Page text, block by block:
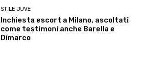
STILE JUVE
Inchiesta escort a Milano, ascoltati
come testimoni anche Barella e
Dimarco